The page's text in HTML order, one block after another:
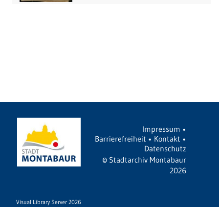
Impressum •
Barrierefreiheit • Kontakt •
Datenschutz
© Stadtarchiv Montabaur
2026
Visual Library Server 2026